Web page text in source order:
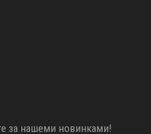
за нашеми новинками!